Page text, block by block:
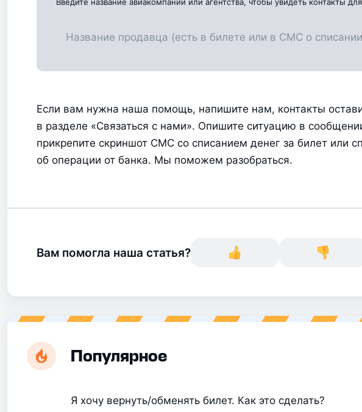
Если вам нужна наша помощь, напишите нам, контакты
в разделе «Связаться с нами». Опишите ситуацию в
прикрепите скриншот СМС со списанием денег за билет или
об операции от банка. Мы поможем разобраться.
Вам помогла наша статья?
Популярное
Я хочу вернуть/обменять билет. Как это сделать?